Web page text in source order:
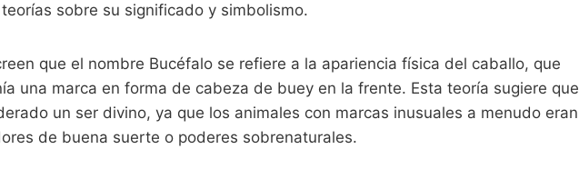
sobre su significado y simbolismo.
que el nombre Bucéfalo se refiere a la apariencia física del caballo, que
una marca en forma de cabeza de buey en la frente. Esta teoría sugiere que
un ser divino, ya que los animales con marcas inusuales a menudo eran
de buena suerte o poderes sobrenaturales.